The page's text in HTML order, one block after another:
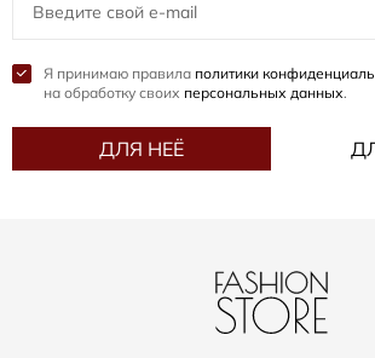
Я принимаю правила политики
на обработку своих персональных данных.
ДЛЯ НЕЁ